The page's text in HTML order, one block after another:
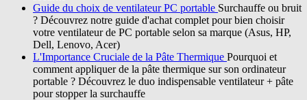
Guide du choix de ventilateur PC portable Surchauffe ou bruit
? Découvrez notre guide d'achat complet pour bien choisir
votre ventilateur de PC portable selon sa marque (Asus, HP,
Dell, Lenovo, Acer)
L'Importance Cruciale de la Pâte Thermique Pourquoi et
comment appliquer de la pâte thermique sur son ordinateur
portable ? Découvrez le duo indispensable ventilateur + pâte
pour stopper la surchauffe